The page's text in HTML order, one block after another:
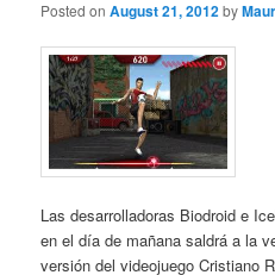
Posted onAugust 21, 2012by
Las desarrolladoras Biodroid e
en el día de mañana saldrá a la
versión del videojuego Cristiano